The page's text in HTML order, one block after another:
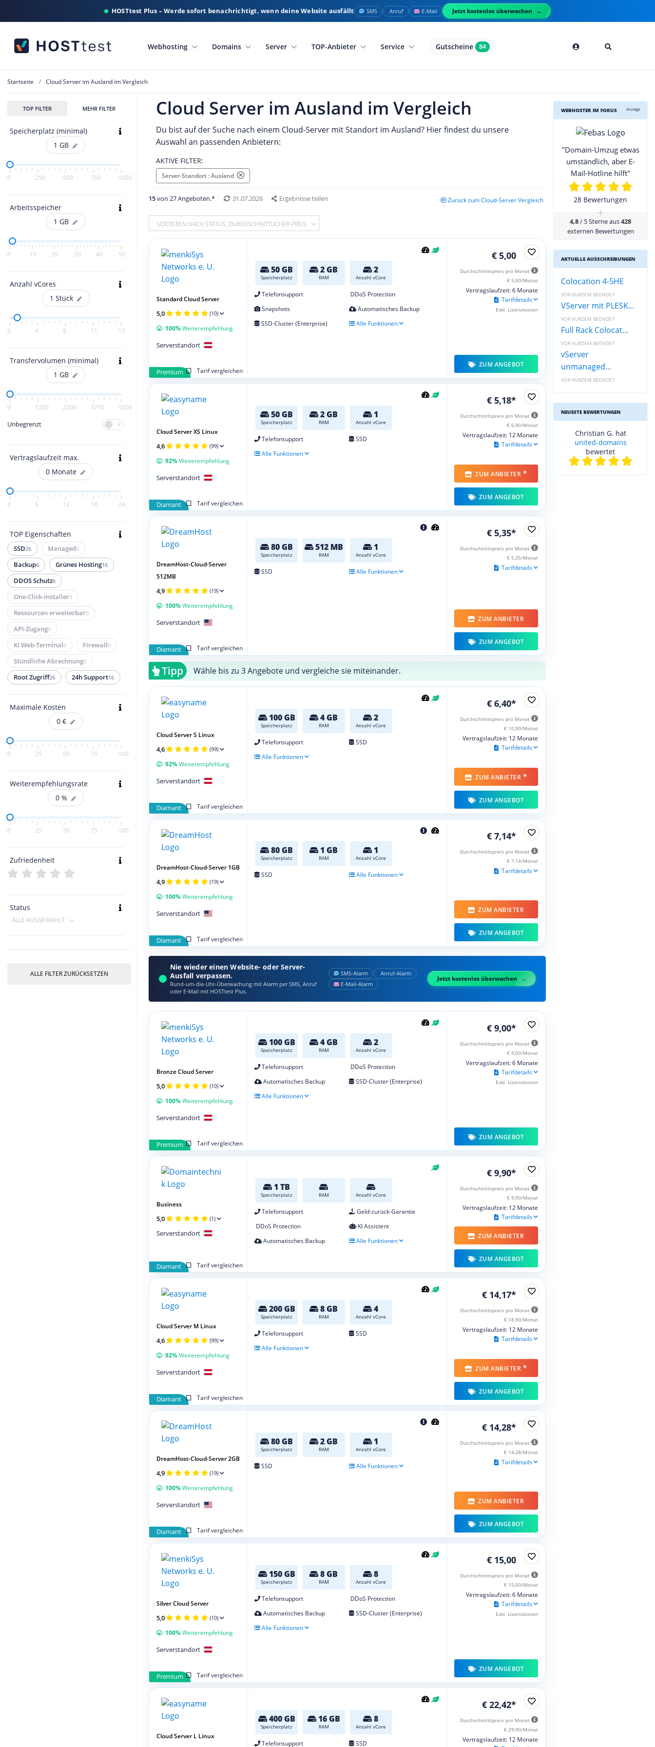
HOSTtest Plus – Werde sofort benachrichtigt, wenn deine Website ausfällt SMS Anruf E-Mail Jetzt kostenlos überwachen
Webhosting Domains Server TOP-Anbieter Service Gutscheine 84
Startseite Cloud Server im Ausland im Vergleich
TOP FILTER MEHR FILTER
Speicherplatz (minimal)
1 GB
0 250 500 750 1000
Arbeitsspeicher
1 GB
0 10 20 30 40 50
Anzahl vCores
1 Stück
0 4 8 11 15
Transfervolumen (minimal)
1 GB
0 1250 2500 3750 5000
Unbegrenzt
Vertragslaufzeit max.
0 Monate
0 6 12 18 24
TOP Eigenschaften
SSD26 Managed0
Backup6 Grünes Hosting16
DDOS Schutz6
One-Click-Installer0
Ressourcen erweiterbar0
API-Zugang0
KI Web-Terminal0 Firewall0
Stündliche Abrechnung0
Root Zugriff26 24h Support16
Maximale Kosten
0 €
0 25 50 75 100
Weiterempfehlungsrate
0 %
0 25 50 75 100
Zufriedenheit
Status
ALLE AUSGEWÄHLT
ALLE FILTER ZURÜCKSETZEN
Cloud Server im Ausland im Vergleich
Du bist auf der Suche nach einem Cloud-Server mit Standort im Ausland? Hier findest du unsere
Auswahl an passenden Anbietern:
AKTIVE FILTER:
Server-Standort : Ausland
15von 27 Angeboten.* 31.07.2026 Ergebnisse teilen Zurück zum Cloud-Server Vergleich
SORTIEREN NACH STATUS, DURCHSCHNITTLICHER PREIS
50 GB
Speicherplatz
2 GB
RAM
2
Anzahl vCore
Telefonsupport
DDoS Protection
Snapshots
Automatisches Backup
SSD-Cluster (Enterprise)
Alle Funktionen
Premium Tarif vergleichen
Standard Cloud Server
5,0 (10)
100%Weiterempfehlung
Serverstandort
€ 5,00
Durchschnittspreis pro Monat
€ 5,00/Monat
Vertragslaufzeit: 6 Monate
Tarifdetails
Exkl. Lizenzkosten
ZUM ANGEBOT
50 GB
Speicherplatz
2 GB
RAM
1
Anzahl vCore
Telefonsupport
SSD
Alle Funktionen
Diamant Tarif vergleichen
Cloud Server XS Linux
4,6 (99)
92%Weiterempfehlung
Serverstandort
€ 5,18*
Durchschnittspreis pro Monat
€ 6,90/Monat
Vertragslaufzeit: 12 Monate
Tarifdetails
ZUM ANBIETER *
ZUM ANGEBOT
80 GB
Speicherplatz
512 MB
RAM
1
Anzahl vCore
SSD Alle Funktionen
Diamant Tarif vergleichen
DreamHost-Cloud-Server
512MB
4,9 (19)
100%Weiterempfehlung
Serverstandort
€ 5,35*
Durchschnittspreis pro Monat
€ 5,35/Monat
Tarifdetails
ZUM ANBIETER
ZUM ANGEBOT
Tipp Wähle bis zu 3 Angebote und vergleiche sie miteinander.
100 GB
Speicherplatz
4 GB
RAM
2
Anzahl vCore
Telefonsupport
SSD
Alle Funktionen
Diamant Tarif vergleichen
Cloud Server S Linux
4,6 (99)
92%Weiterempfehlung
Serverstandort
€ 6,40*
Durchschnittspreis pro Monat
€ 10,90/Monat
Vertragslaufzeit: 12 Monate
Tarifdetails
ZUM ANBIETER *
ZUM ANGEBOT
80 GB
Speicherplatz
1 GB
RAM
1
Anzahl vCore
SSD Alle Funktionen
Diamant Tarif vergleichen
DreamHost-Cloud-Server 1GB
4,9 (19)
100%Weiterempfehlung
Serverstandort
€ 7,14*
Durchschnittspreis pro Monat
€ 7,14/Monat
Tarifdetails
ZUM ANBIETER
ZUM ANGEBOT
Nie wieder einen Website- oder Server-
Ausfall verpassen.
Rund-um-die-Uhr-Überwachung mit Alarm per SMS, Anruf
oder E‑Mail mit HOSTtest Plus.
SMS‑Alarm
Anruf‑Alarm
E‑Mail‑Alarm
Jetzt kostenlos überwachen
100 GB
Speicherplatz
4 GB
RAM
2
Anzahl vCore
Telefonsupport
DDoS Protection
Automatisches Backup
SSD-Cluster (Enterprise)
Alle Funktionen
Premium Tarif vergleichen
Bronze Cloud Server
5,0 (10)
100%Weiterempfehlung
Serverstandort
€ 9,00*
Durchschnittspreis pro Monat
€ 9,00/Monat
Vertragslaufzeit: 6 Monate
Tarifdetails
Exkl. Lizenzkosten
ZUM ANGEBOT
1 TB
Speicherplatz RAM Anzahl vCore
Telefonsupport
Geld-zurück-Garantie
DDoS Protection
KI Assistent
Automatisches Backup
Alle Funktionen
Diamant Tarif vergleichen
Business
5,0 (1)
Serverstandort
€ 9,90*
Durchschnittspreis pro Monat
€ 9,90/Monat
Vertragslaufzeit: 12 Monate
Tarifdetails
ZUM ANBIETER
ZUM ANGEBOT
200 GB
Speicherplatz
8 GB
RAM
4
Anzahl vCore
Telefonsupport
SSD
Alle Funktionen
Diamant Tarif vergleichen
Cloud Server M Linux
4,6 (99)
92%Weiterempfehlung
Serverstandort
€ 14,17*
Durchschnittspreis pro Monat
€ 18,90/Monat
Vertragslaufzeit: 12 Monate
Tarifdetails
ZUM ANBIETER *
ZUM ANGEBOT
80 GB
Speicherplatz
2 GB
RAM
1
Anzahl vCore
SSD Alle Funktionen
Diamant Tarif vergleichen
DreamHost-Cloud-Server 2GB
4,9 (19)
100%Weiterempfehlung
Serverstandort
€ 14,28*
Durchschnittspreis pro Monat
€ 14,28/Monat
Tarifdetails
ZUM ANBIETER
ZUM ANGEBOT
150 GB
Speicherplatz
8 GB
RAM
8
Anzahl vCore
Telefonsupport
DDoS Protection
Automatisches Backup
SSD-Cluster (Enterprise)
Alle Funktionen
Premium Tarif vergleichen
Silver Cloud Server
5,0 (10)
100%Weiterempfehlung
Serverstandort
€ 15,00
Durchschnittspreis pro Monat
€ 15,00/Monat
Vertragslaufzeit: 6 Monate
Tarifdetails
Exkl. Lizenzkosten
ZUM ANGEBOT
400 GB
Speicherplatz
16 GB
RAM
8
Anzahl vCore
Telefonsupport SSD
Cloud Server L Linux
€ 22,42*
Durchschnittspreis pro Monat
€ 29,90/Monat
Vertragslaufzeit: 12 Monate
WEBHOSTER IM FOKUS Anzeige
"Domain-Umzug etwas
umständlich, aber E-
Mail-Hotline hilft"
28 Bewertungen
+
4,8/ 5 Sterne aus428
externen Bewertungen
AKTUELLE AUSSCHREIBUNGEN
Colocation 4-5HE
VOR KURZEM BEENDET
VServer mit PLESK...
VOR KURZEM BEENDET
Full Rack Colocat...
VOR KURZEM BEENDET
vServer
unmanaged...
VOR KURZEM BEENDET
NEUESTE BEWERTUNGEN
Christian G. hat
united-domains
bewertet